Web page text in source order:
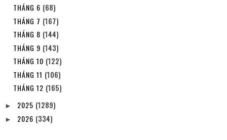
THÁNG 6 (68)
THÁNG 7 (167)
THÁNG 8 (144)
THÁNG 9 (143)
THÁNG 10 (122)
THÁNG 11 (106)
THÁNG 12 (165)
► 2025 (1289)
► 2026 (334)